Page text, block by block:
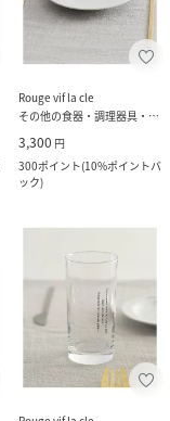
Rouge vif la cle
その他の食器・調理器具・キッチン用品
3,300 円
300ポイント(10%ポイントバ
ック)